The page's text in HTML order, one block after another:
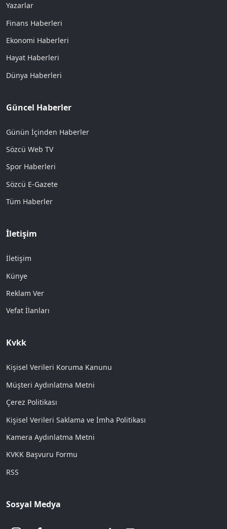
Yazarlar
Finans Haberleri
Ekonomi Haberleri
Hayat Haberleri
Dünya Haberleri
Güncel Haberler
Günün İçinden Haberler
Sözcü Web TV
Spor Haberleri
Sözcü E-Gazete
Tüm Haberler
İletişim
İletişim
Künye
Reklam Ver
Vefat İlanları
Kvkk
Kişisel Verileri Koruma Kanunu
Müşteri Aydınlatma Metni
Çerez Politikası
Kişisel Verileri Saklama ve İmha Politikası
Kamera Aydınlatma Metni
KVKK Başvuru Formu
RSS
Sosyal Medya